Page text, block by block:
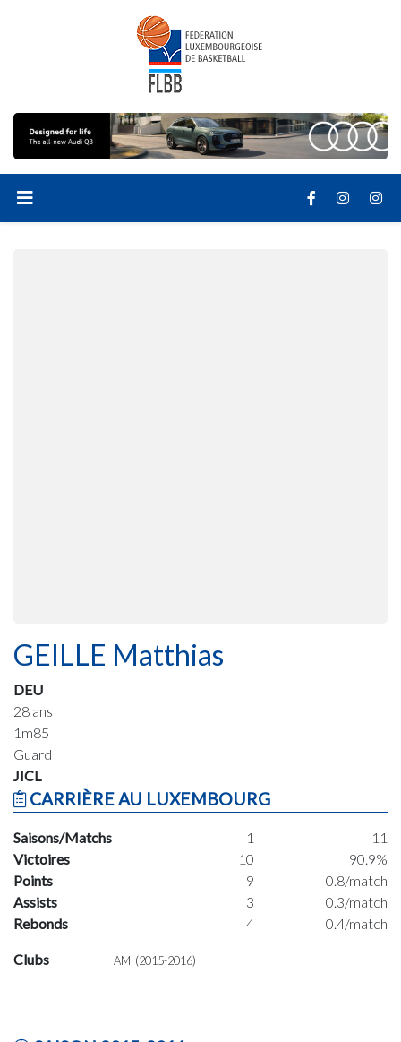
GEILLE Matthias
DEU
28 ans
1m85
Guard
JICL
CARRIÈRE AU LUXEMBOURG
Saisons/Matchs 1
11
Victoires
10
90.9%
Points
9
0.8/match
Assists
3
0.3/match
Rebonds
4 0.4/match
Clubs AMI (2015-2016)